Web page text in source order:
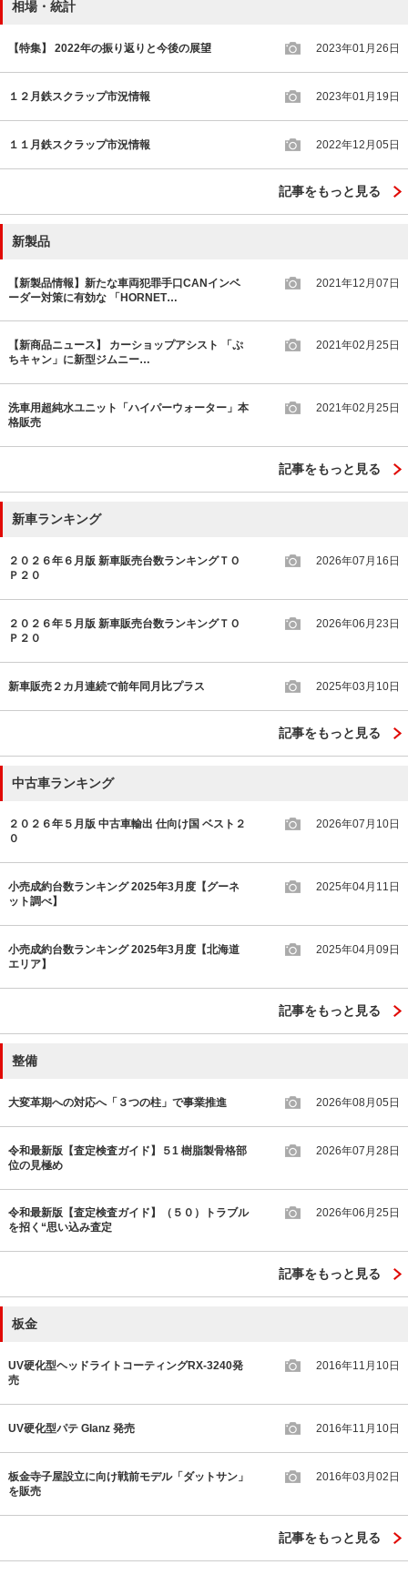
相場・統計
【特集】 2022年の振り返りと今後の展望 2023年01月26日
１２月鉄スクラップ市況情報 2023年01月19日
１１月鉄スクラップ市況情報 2022年12月05日
記事をもっと見る
新製品
【新製品情報】新たな車両犯罪手口CANインベ
ーダー対策に有効な 「HORNET…
2021年12月07日
【新商品ニュース】 カーショップアシスト 「ぷ
ちキャン」に新型ジムニー…
2021年02月25日
洗車用超純水ユニット「ハイパーウォーター」本
格販売
2021年02月25日
記事をもっと見る
新車ランキング
２０２６年６月版 新車販売台数ランキングＴＯ
Ｐ２０
2026年07月16日
２０２６年５月版 新車販売台数ランキングＴＯ
Ｐ２０
2026年06月23日
新車販売２カ月連続で前年同月比プラス 2025年03月10日
記事をもっと見る
中古車ランキング
２０２６年５月版 中古車輸出 仕向け国 ベスト２
０
2026年07月10日
小売成約台数ランキング 2025年3月度【グーネ
ット調べ】
2025年04月11日
小売成約台数ランキング 2025年3月度【北海道
エリア】
2025年04月09日
記事をもっと見る
整備
大変革期への対応へ「３つの柱」で事業推進 2026年08月05日
令和最新版【査定検査ガイド】５1 樹脂製骨格部
位の見極め
2026年07月28日
令和最新版【査定検査ガイド】（５０）トラブル
を招く“思い込み査定
2026年06月25日
記事をもっと見る
板金
UV硬化型ヘッドライトコーティングRX-3240発
売
2016年11月10日
UV硬化型パテ Glanz 発売 2016年11月10日
板金寺子屋設立に向け戦前モデル「ダットサン」
を販売
2016年03月02日
記事をもっと見る